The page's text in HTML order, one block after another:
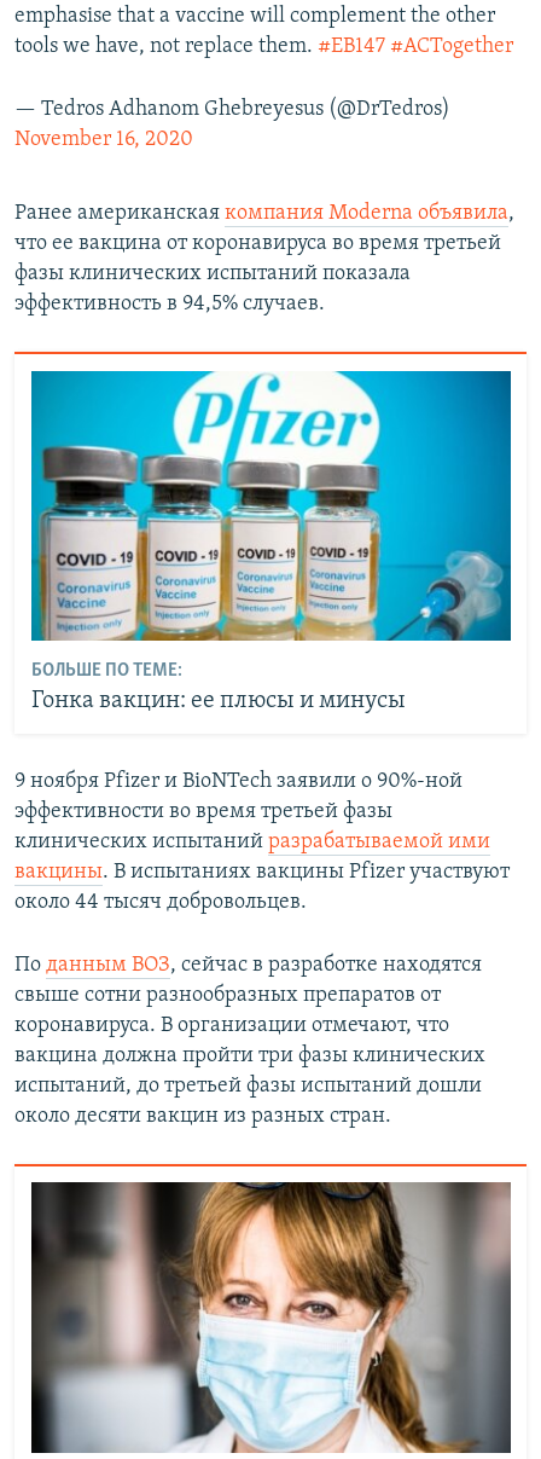
emphasise that a vaccine will complement the other
tools we have, not replace them. #EB147 #ACTogether
— Tedros Adhanom Ghebreyesus (@DrTedros)
November 16, 2020
Ранее американская компания Moderna объявила,
что ее вакцина от коронавируса во время третьей
фазы клинических испытаний показала
эффективность в 94,5% случаев.
БОЛЬШЕ ПО ТЕМЕ:
Гонка вакцин: ее плюсы и минусы
9 ноября Pfizer и BioNTech заявили о 90%-ной
эффективности во время третьей фазы
клинических испытаний разрабатываемой ими
вакцины. В испытаниях вакцины Pfizer участвуют
около 44 тысяч добровольцев.
По данным ВОЗ, сейчас в разработке находятся
свыше сотни разнообразных препаратов от
коронавируса. В организации отмечают, что
вакцина должна пройти три фазы клинических
испытаний, до третьей фазы испытаний дошли
около десяти вакцин из разных стран.